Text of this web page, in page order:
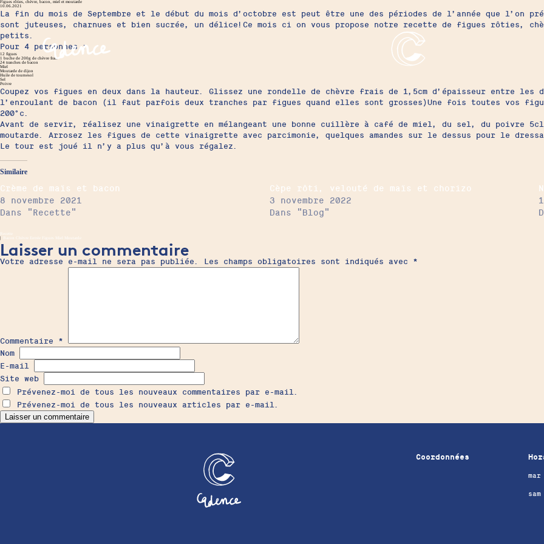
Figues rôties, chèvre, bacon, miel et moutarde
10.06.2021
La fin du mois de Septembre et le début du mois d’octobre est peut être une des périodes de l’année que l’on
sont juteuses, charnues et bien sucrée, un délice!Ce mois ci on vous propose notre recette de figues rôties,
petits.
Pour 4 personnes :
12 figues
1 buche de 200g de chèvre frais
24 tranches de bacon
Miel
Moutarde de dijon
Huile de tournesol
Sel
Poivre
Coupez vos figues en deux dans la hauteur. Glissez une rondelle de chèvre frais de 1,5cm d’épaisseur entre
l’enroulant de bacon (il faut parfois deux tranches par figues quand elles sont grosses)Une fois toutes vos
200°c.
Avant de servir, réalisez une vinaigrette en mélangeant une bonne cuillère à café de miel, du sel, du poivre
moutarde. Arrosez les figues de cette vinaigrette avec parcimonie, quelques amandes sur le dessus pour le
Le tour est joué il n’y a plus qu’à vous régalez.
Similaire
Crème de maïs et bacon
8 novembre 2021
Dans "Recette"
Cèpe rôti, velouté de maïs et chorizo
3 novembre 2022
Dans "Blog"
Laisser un commentaire
Votre adresse e-mail ne sera pas publiée. Les champs obligatoires sont indiqués avec *
Commentaire *
Nom
E-mail
Site web
Prévenez-moi de tous les nouveaux commentaires par e-mail.
Prévenez-moi de tous les nouveaux articles par e-mail.
Coordonnées
sam